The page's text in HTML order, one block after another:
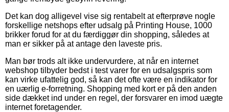
Det kan dog alligevel vise sig rentabelt at efterprøve nogle
forskellige netshops efter udsalg på Printing House, 1000
brikker forud for at du færdiggør din shopping, således at
man er sikker på at antage den laveste pris.
Man bør trods alt ikke undervurdere, at når en internet
webshop tilbyder bedst i test varer for en udsalgspris som
kan virke ufattelig god, så kan det ofte være en indikator for
en uærlig e-forretning. Shopping med kort er på den anden
side dækket ind under en regel, der forsvarer en imod uægte
internet foretagender.